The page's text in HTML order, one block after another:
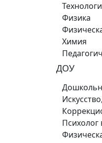
Физика
Химия
ДОУ